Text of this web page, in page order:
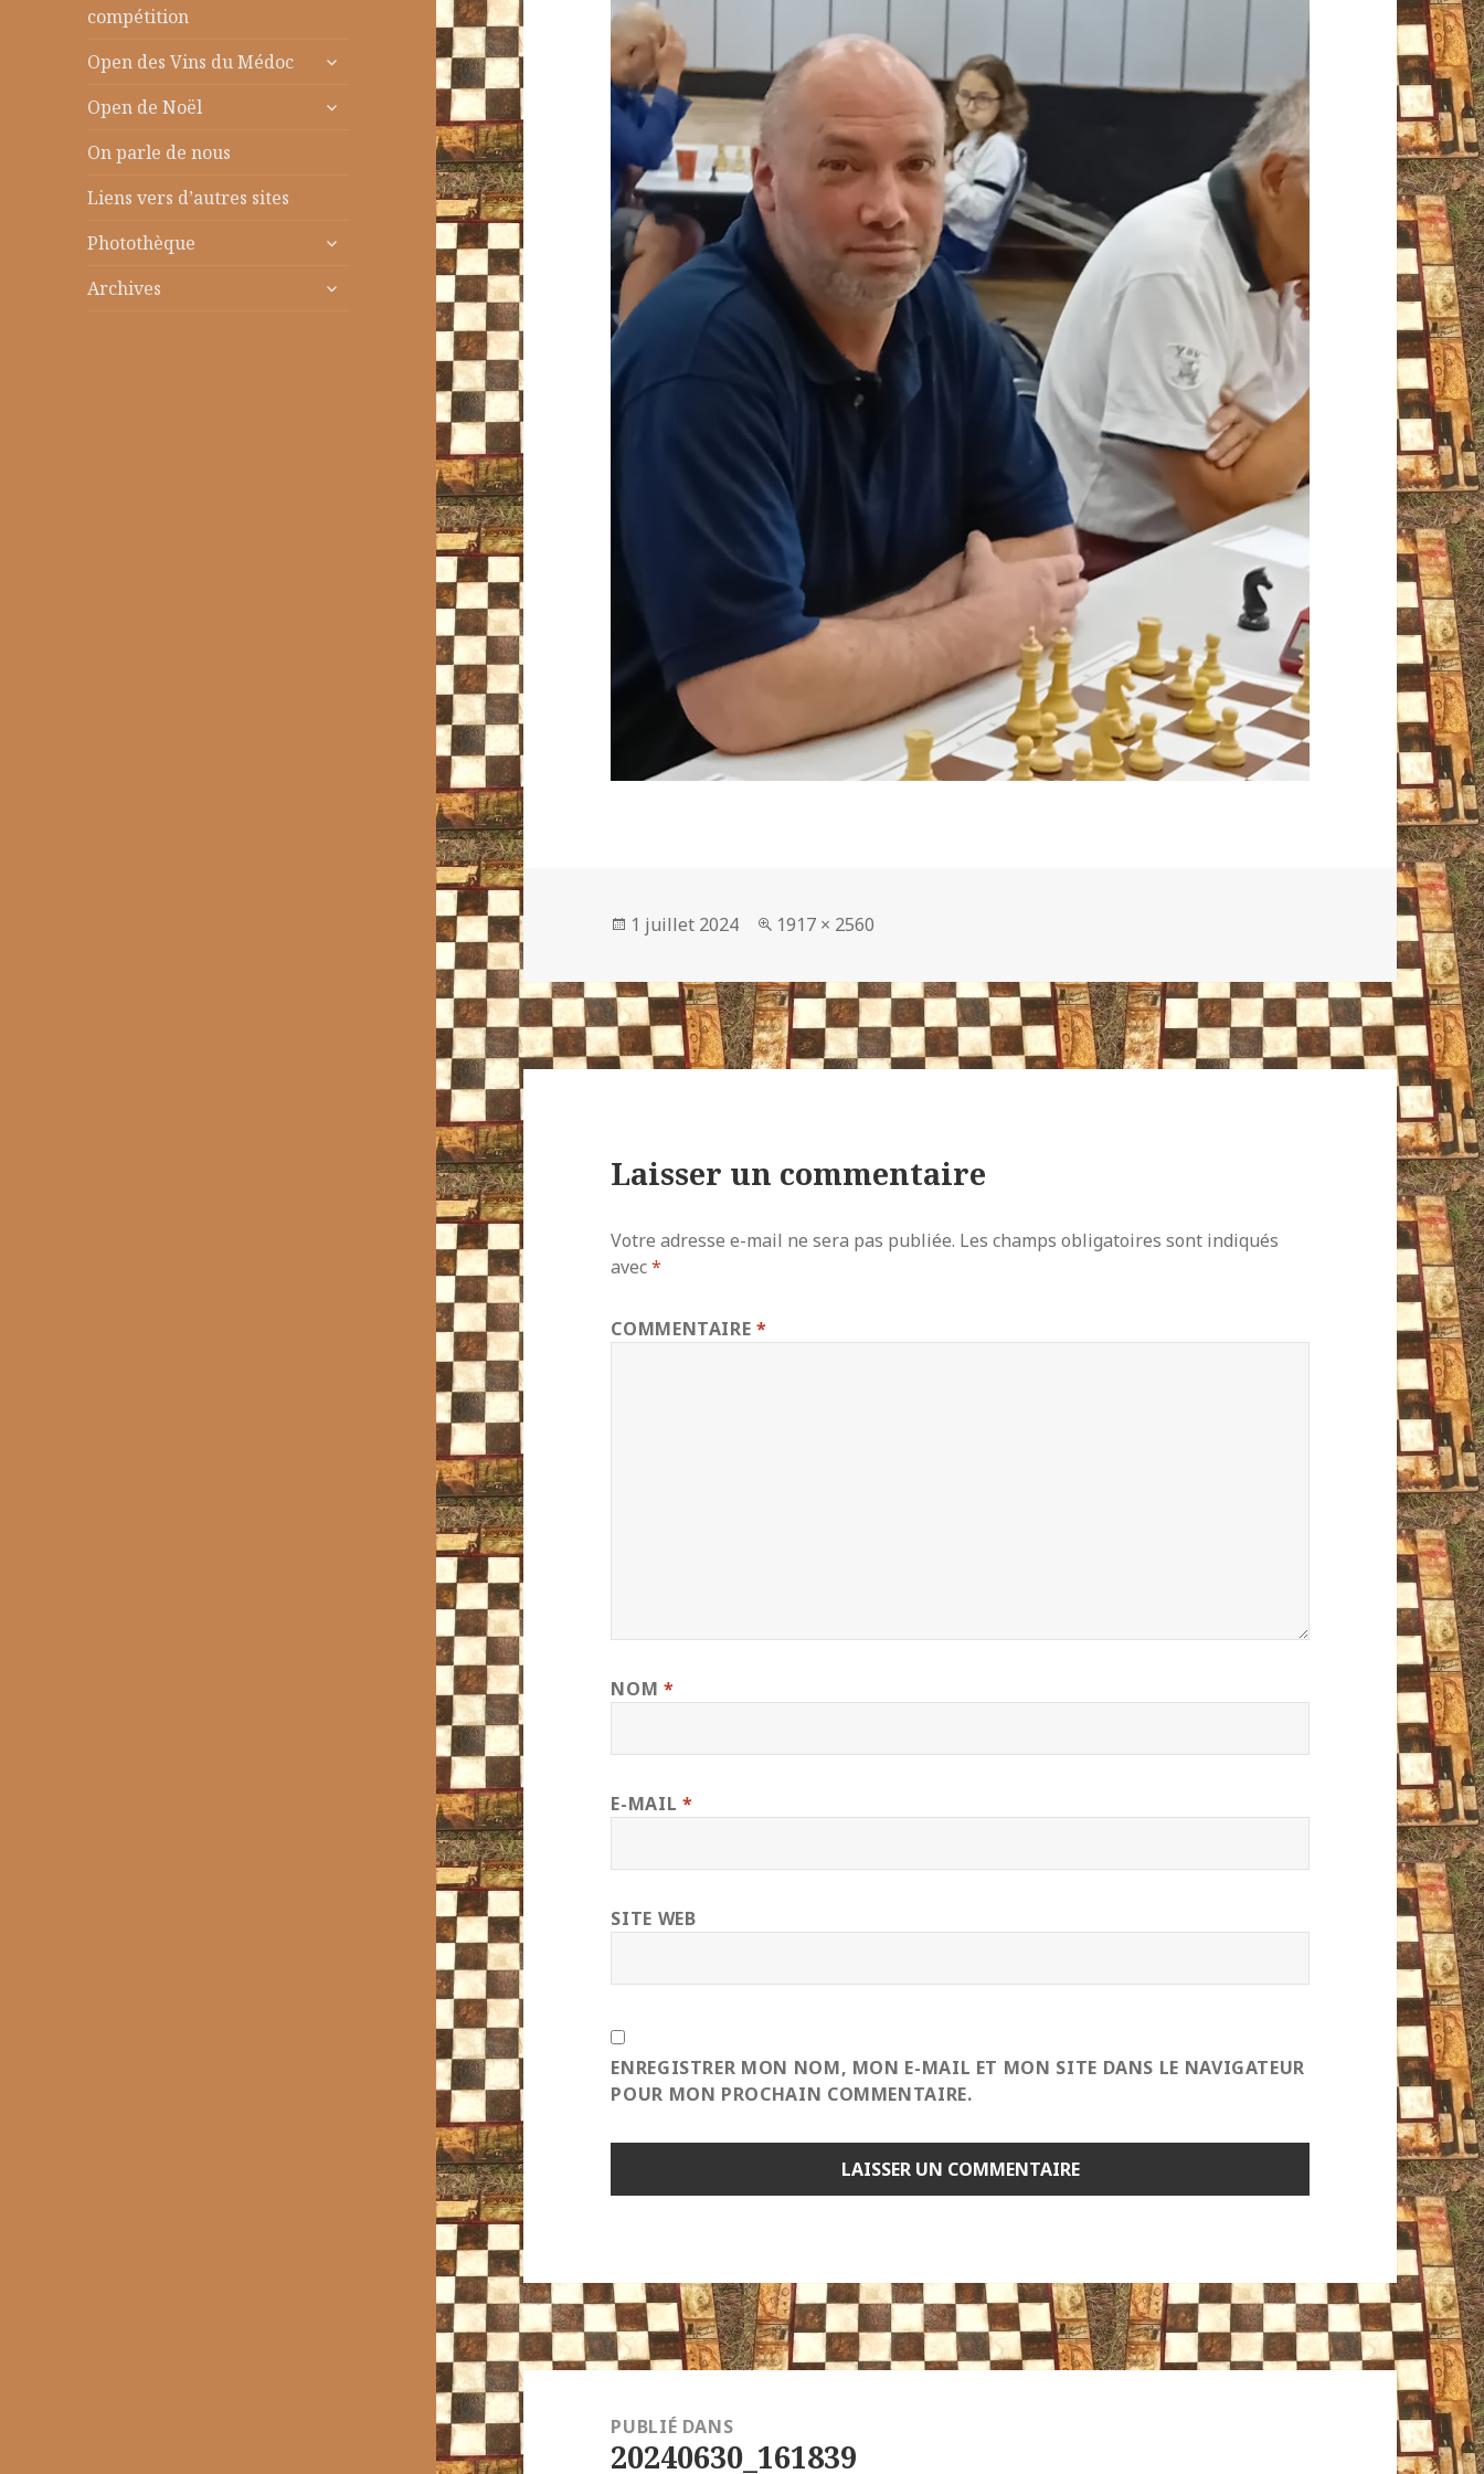
compétition
menu
Open des Vins du Médoc
ouvrir
sous-
Open de Noël
ouvrir
On parle de nous
Liens vers d’autres sites
Photothèque
ouvrir
sous-
Archives
ouvrir
Publié
1 juillet 2024
Taille
1917 × 2560
Laisser un commentaire
Votre adresse e-mail ne sera pas publiée. Les champs obligatoires sont indiqués
avec*
COMMENTAIRE*
NOM *
E-MAIL *
SITE WEB
ENREGISTRER MON NOM, MON E-MAIL ET MON SITE DANS LE NAVIGATEUR
POUR MON PROCHAIN COMMENTAIRE.
Navigation
de
l’article
PUBLIÉ DANS
20240630_161839